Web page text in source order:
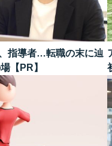
指導者…転職の末に辿
【PR】